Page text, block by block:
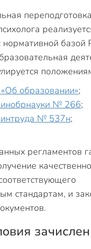
нормативной базой
образовании»;
№ 266;
№ 537н;
регламентов
стандартам, и